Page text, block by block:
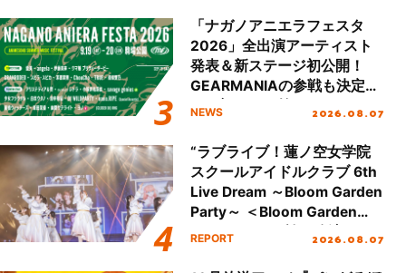
「ナガノアニエラフェスタ
2026」全出演アーティスト
発表＆新ステージ初公開！
GEARMANIAの参戦も決定
し、初となる第3ステージの
NEWS 2026.08.07
“ラブライブ！蓮ノ空女学院
スクールアイドルクラブ 6th
Live Dream ～Bloom Garden
Party～ ＜Bloom Garden
Party Stage／埼玉公演＞”
REPORT 2026.08.07